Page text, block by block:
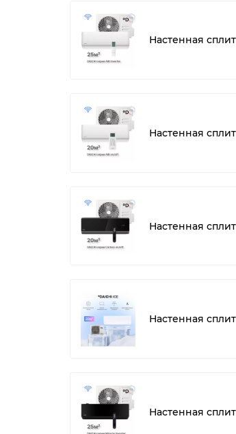
Настенная
Настенная
Настенная
Настенная
Настенная